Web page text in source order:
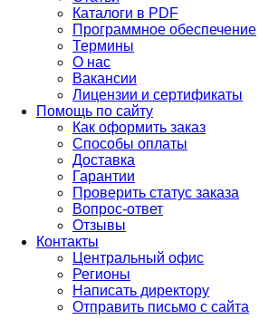
Каталоги в PDF
Программное обеспечение
Термины
О нас
Вакансии
Лицензии и сертификаты
Помощь по сайту
Как оформить заказ
Способы оплаты
Доставка
Гарантии
Проверить статус заказа
Вопрос-ответ
Отзывы
Контакты
Центральный офис
Регионы
Написать директору
Отправить письмо с сайта